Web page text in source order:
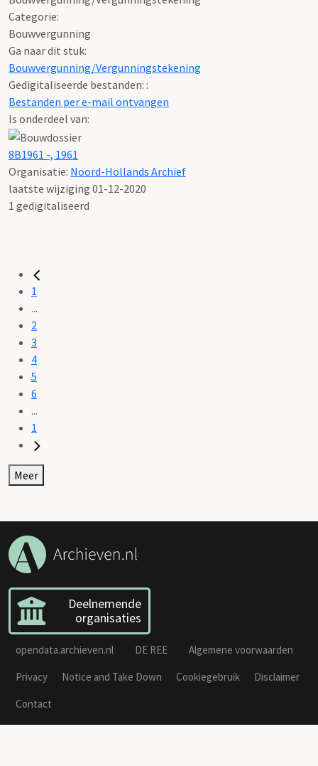
Categorie:
Bouwvergunning
Ga naar dit stuk:
Bouwvergunning/Vergunningstekening
Gedigitaliseerde bestanden: :
Bestanden per e-mail ontvangen
Is onderdeel van:
8B1961 -, 1961
Organisatie: Noord-Hollands Archief
laatste wijziging 01-12-2020
1 gedigitaliseerd
1
...
2
3
4
5
6
...
1
Meer
Deelnemende
organisaties
opendata.archieven.nl DE REE
Algemene voorwaarden
Privacy
Notice and Take Down Cookiegebruik
Disclaimer
Contact